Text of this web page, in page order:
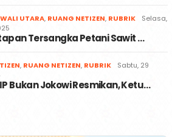
UTARA, RUANG NETIZEN, RUBRIK
Selasa,
Tersangka Petani Sawit …
, RUANG NETIZEN, RUBRIK
Sabtu, 29
Bukan Jokowi Resmikan, Ketu…